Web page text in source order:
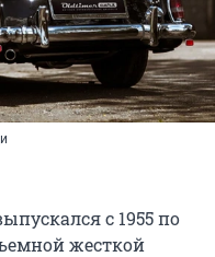
с 1955 по
жесткой